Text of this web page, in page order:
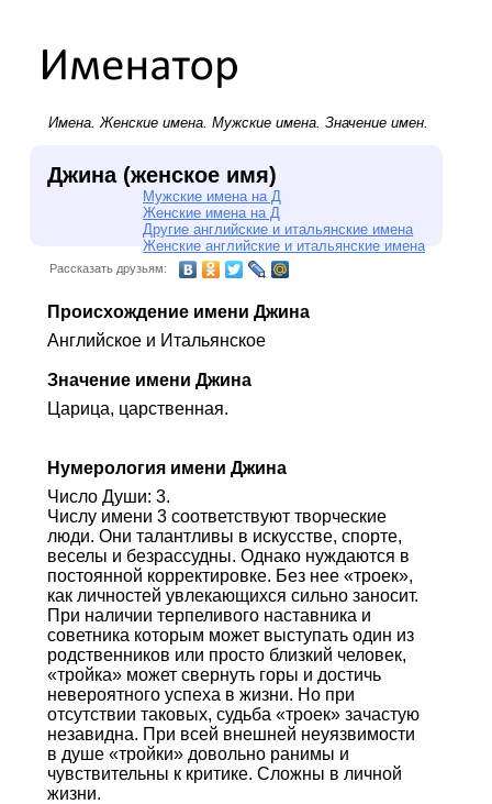
Имена.Женские имена. Мужские имена. Значение имен.
Джина (женское имя)
Мужские имена на Д
Женские имена на Д
Другие английские и итальянские имена
Женские английские и итальянские имена
Рассказать друзьям:
Происхождение имени Джина
Английское и Итальянское
Значение имени Джина
Царица, царственная.
Нумерология имени Джина
Число Души: 3.
Числу имени 3 соответствуют творческие
люди. Они талантливы в искусстве, спорте,
веселы и безрассудны. Однако нуждаются в
постоянной корректировке. Без нее «троек»,
как личностей увлекающихся сильно заносит.
При наличии терпеливого наставника и
советника которым может выступать один из
родственников или просто близкий человек,
«тройка» может свернуть горы и достичь
невероятного успеха в жизни. Но при
отсутствии таковых, судьба «троек» зачастую
незавидна. При всей внешней неуязвимости
в душе «тройки» довольно ранимы и
чувствительны к критике. Сложны в личной
жизни.